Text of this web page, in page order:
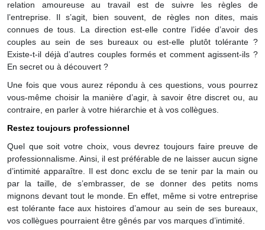
relation amoureuse au travail est de suivre les règles de
l’entreprise. Il s’agit, bien souvent, de règles non dites, mais
connues de tous. La direction est-elle contre l’idée d’avoir des
couples au sein de ses bureaux ou est-elle plutôt tolérante ?
Existe-t-il déjà d’autres couples formés et comment agissent-ils ?
En secret ou à découvert ?
Une fois que vous aurez répondu à ces questions, vous pourrez
vous-même choisir la manière d’agir, à savoir être discret ou, au
contraire, en parler à votre hiérarchie et à vos collègues.
Restez toujours professionnel
Quel que soit votre choix, vous devrez toujours faire preuve de
professionnalisme. Ainsi, il est préférable de ne laisser aucun signe
d’intimité apparaître. Il est donc exclu de se tenir par la main ou
par la taille, de s’embrasser, de se donner des petits noms
mignons devant tout le monde. En effet, même si votre entreprise
est tolérante face aux histoires d’amour au sein de ses bureaux,
vos collègues pourraient être gênés par vos marques d’intimité.